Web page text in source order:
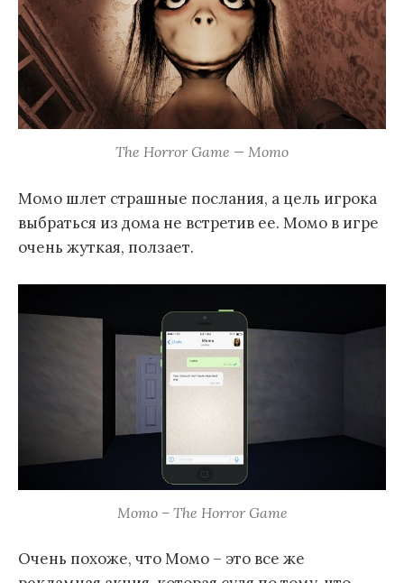
The Horror Game — Momo
Момо шлет страшные послания, а цель игрока
выбраться из дома не встретив ее. Момо в игре
очень жуткая, ползает.
Momo – The Horror Game
Очень похоже, что Момо – это все же